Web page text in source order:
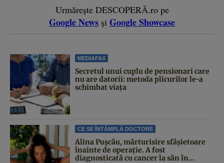
Urmărește DESCOPERĂ.ro pe
Google News și Google Showcase
MEDIAFAX
Secretul unui cuplu de pensionari care
nu are datorii: metoda plicurilor le-a
schimbat viața
CE SE ÎNTÂMPLĂ DOCTORE
Alina Pușcău, mărturisire sfâșietoare
înainte de operație. A fost
diagnosticată cu cancer la sân în...